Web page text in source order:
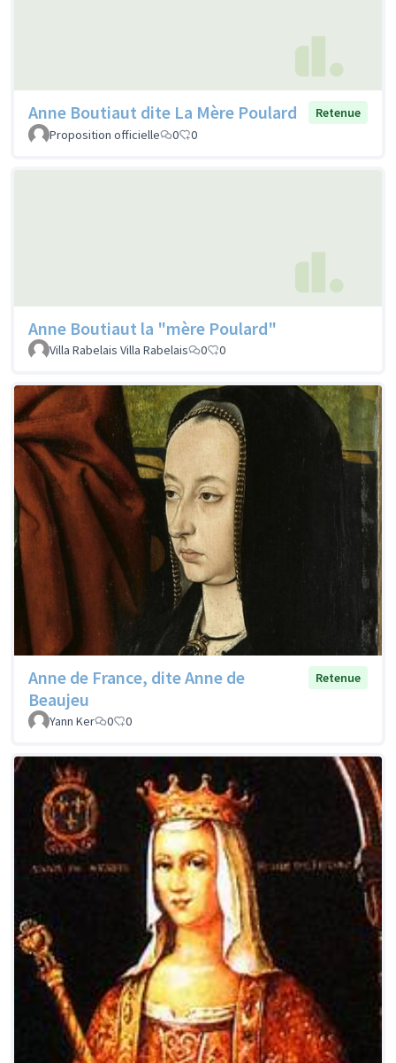
Anne Boutiaut dite La Mère Poulard
Retenue
Proposition officielle
0 0
Anne Boutiaut la "mère Poulard"
Villa Rabelais Villa Rabelais 0 0
Anne de France, dite Anne de
Beaujeu
Retenue
Yann Ker 0 0